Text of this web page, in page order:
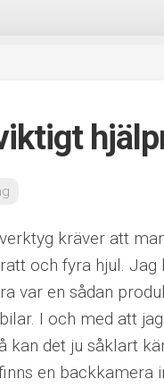
kräver att
och fyra hjul. Jag
var en sådan
I och med att
det ju såklart
en backkamera